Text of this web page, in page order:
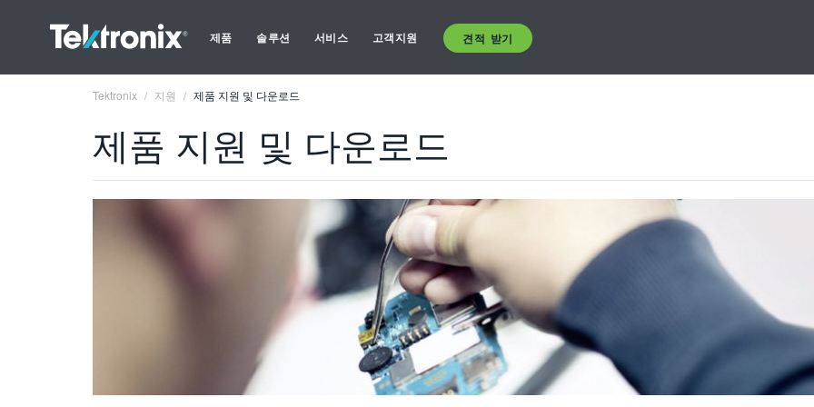
제품 솔루션 서비스 고객지원 견적 받기
Tektronix 지원 제품 지원 및 다운로드
제품 지원 및 다운로드